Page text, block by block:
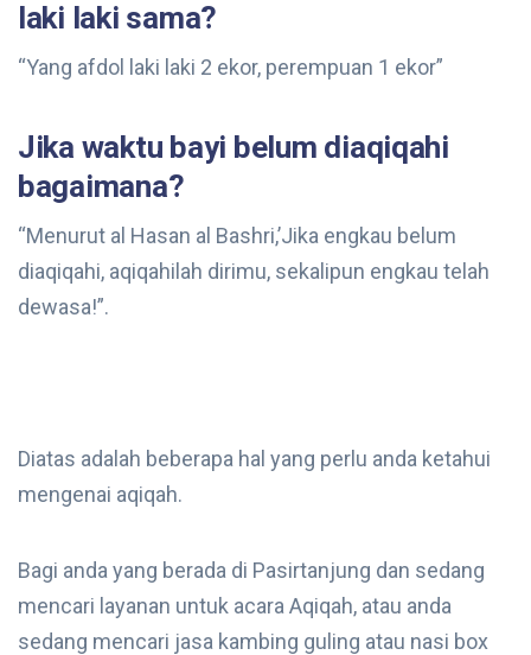
laki laki sama?
“Yang afdol laki laki 2 ekor, perempuan 1 ekor”
Jika waktu bayi belum diaqiqahi
bagaimana?
“Menurut al Hasan al Bashri,’Jika engkau belum
diaqiqahi, aqiqahilah dirimu, sekalipun engkau telah
dewasa!”.
Diatas adalah beberapa hal yang perlu anda ketahui
mengenai aqiqah.
Bagi anda yang berada di Pasirtanjung dan sedang
mencari layanan untuk acara Aqiqah, atau anda
sedang mencari jasa kambing guling atau nasi box